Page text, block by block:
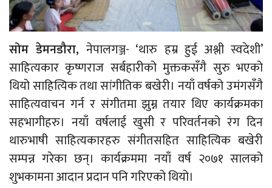
सोम डेमनडौरा,नेपालगञ्ज- ‘थारु हम्र हुई अश्ली स्वदेशी’
साहित्यकार कृष्णराज सर्बहारीको मुक्तकसँगै सुरु भएको
थियो साहित्यिक तथा सांगीतिक बखेरी। नयाँ वर्षको उमंगसँगै
साहित्यवाचन गर्न र संगीतमा झुम्न तयार थिए कार्यक्रमका
सहभागीहरु। नयाँ वर्षलाई खुसी र परिवर्तनको रंग दिन
थारुभाषी साहित्यकारहरु संगीतसहित साहित्यिक बखेरी
सम्पन्न गरेका छन्। कार्यक्रममा नयाँ वर्ष २०७१ सालको
शुभकामना आदान प्रदान पनि गरिएको थियो।